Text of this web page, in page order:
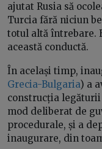
ajutat Rusia să
Turcia fără niciun
totul altă întrebare.
această conductă.
În același timp,
Grecia-Bulgaria) a
construcția
mod deliberat de
procedurale, și a
inaugurare, din